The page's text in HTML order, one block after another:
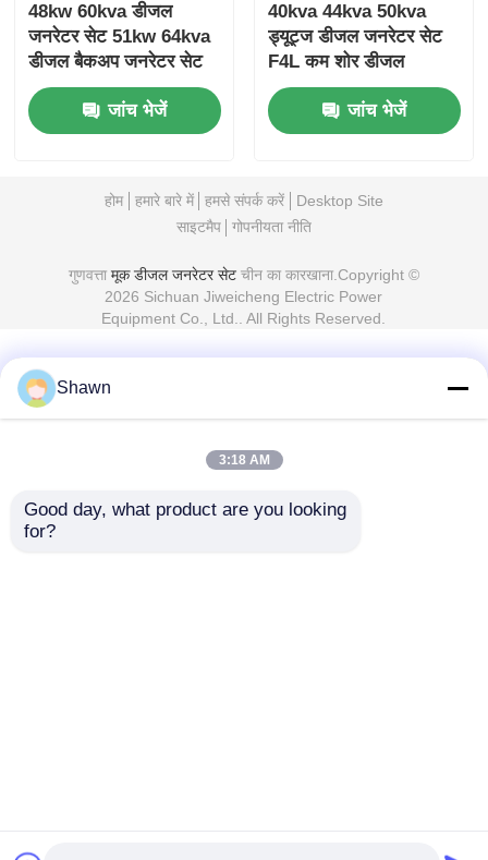
48kw 60kva डीजल
जनरेटर सेट 51kw 64kva
डीजल बैकअप जनरेटर सेट
जांच भेजें
40kva 44kva 50kva
ड्यूट्ज डीजल जनरेटर सेट
F4L कम शोर डीजल
जनरेटर
जांच भेजें
होम हमारे बारे में हमसे संपर्क करें
Desktop Site
साइटमैप
गोपनीयता नीति
गुणवत्ता मूक डीजल जनरेटर सेटचीन का कारखाना.Copyright ©
2026 Sichuan Jiweicheng Electric Power
Equipment Co., Ltd.. All Rights Reserved.
Shawn
3:18 AM
Good day, what product are you looking
for?